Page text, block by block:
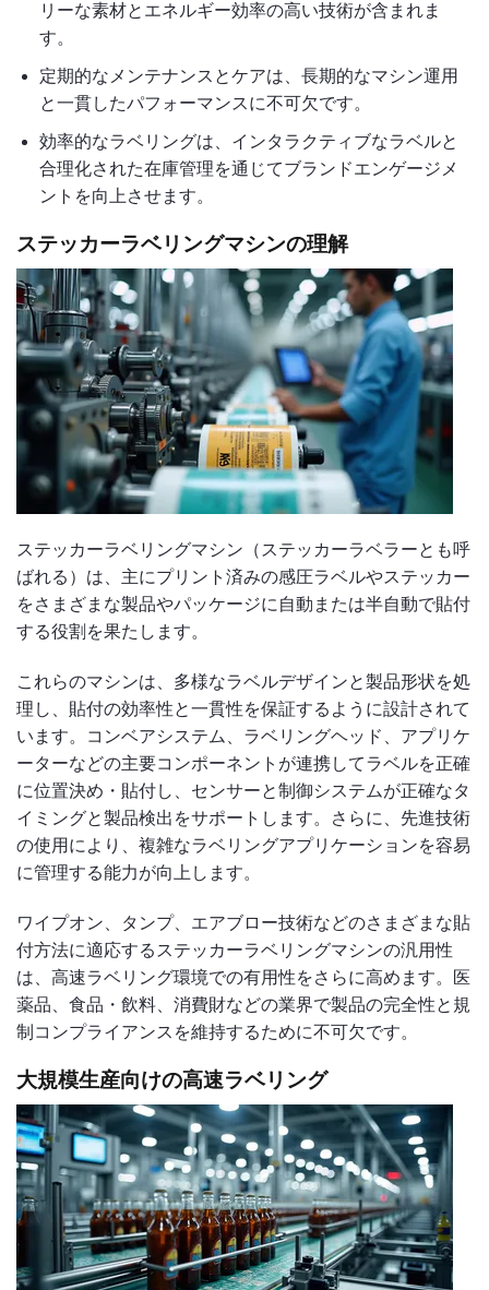
リーな素材とエネルギー効率の高い技術が含まれま
す。
定期的なメンテナンスとケアは、長期的なマシン運用
と一貫したパフォーマンスに不可欠です。
効率的なラベリングは、インタラクティブなラベルと
合理化された在庫管理を通じてブランドエンゲージメ
ントを向上させます。
ステッカーラベリングマシンの理解
ステッカーラベリングマシン（ステッカーラベラーとも呼
ばれる）は、主にプリント済みの感圧ラベルやステッカー
をさまざまな製品やパッケージに自動または半自動で貼付
する役割を果たします。
これらのマシンは、多様なラベルデザインと製品形状を処
理し、貼付の効率性と一貫性を保証するように設計されて
います。コンベアシステム、ラベリングヘッド、アプリケ
ーターなどの主要コンポーネントが連携してラベルを正確
に位置決め・貼付し、センサーと制御システムが正確なタ
イミングと製品検出をサポートします。さらに、先進技術
の使用により、複雑なラベリングアプリケーションを容易
に管理する能力が向上します。
ワイプオン、タンプ、エアブロー技術などのさまざまな貼
付方法に適応するステッカーラベリングマシンの汎用性
は、高速ラベリング環境での有用性をさらに高めます。医
薬品、食品・飲料、消費財などの業界で製品の完全性と規
制コンプライアンスを維持するために不可欠です。
大規模生産向けの高速ラベリング